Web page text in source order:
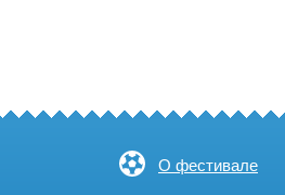
О фестивале